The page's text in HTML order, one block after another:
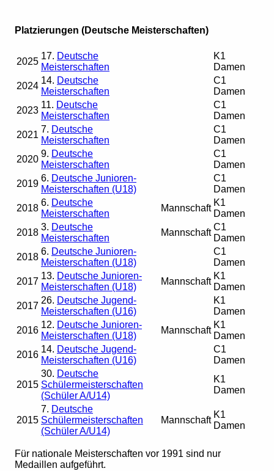
Platzierungen (Deutsche Meisterschaften)
2025
17. Deutsche
Meisterschaften
K1
Damen
2024
14. Deutsche
Meisterschaften
C1
Damen
2023
11. Deutsche
Meisterschaften
C1
Damen
2021
7. Deutsche
Meisterschaften
C1
Damen
2020
9. Deutsche
Meisterschaften
C1
Damen
2019
6. Deutsche Junioren-
Meisterschaften (U18)
C1
Damen
2018
6. Deutsche
Meisterschaften
Mannschaft
K1
Damen
2018
3. Deutsche
Meisterschaften
Mannschaft
C1
Damen
2018
6. Deutsche Junioren-
Meisterschaften (U18)
C1
Damen
2017
13. Deutsche Junioren-
Meisterschaften (U18)
Mannschaft
K1
Damen
2017
26. Deutsche Jugend-
Meisterschaften (U16)
K1
Damen
2016
12. Deutsche Junioren-
Meisterschaften (U18)
Mannschaft
K1
Damen
2016
14. Deutsche Jugend-
Meisterschaften (U16)
C1
Damen
2015
30. Deutsche
Schülermeisterschaften
(Schüler A/U14)
K1
Damen
2015
7. Deutsche
Schülermeisterschaften
(Schüler A/U14)
Mannschaft
K1
Damen
Für nationale Meisterschaften vor 1991 sind nur
Medaillen aufgeführt.